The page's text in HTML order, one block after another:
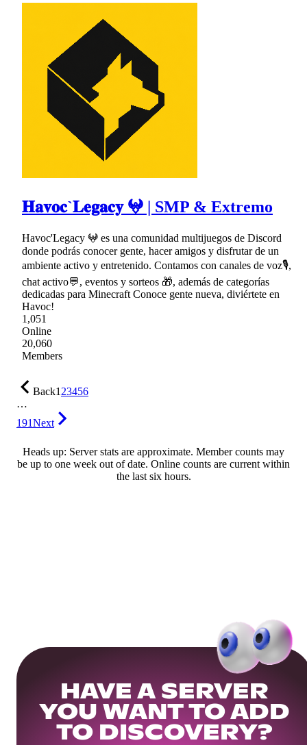
𝐇𝐚𝐯𝐨𝐜`𝐋𝐞𝐠𝐚𝐜𝐲 𖤍 | SMP & Extremo
Havoc'Legacy 𖤍 es una comunidad multijuegos de Discord
donde podrás conocer gente, hacer amigos y disfrutar de un
ambiente activo y entretenido. Contamos con canales de voz🎙,
chat activo💬, eventos y sorteos 🎁, además de categorías
dedicadas para Minecraft Conoce gente nueva, diviértete en
Havoc!
1,051
Online
20,060
Members
Back123456
…
191Next
Heads up: Server stats are approximate. Member counts may
be up to one week out of date. Online counts are current within
the last six hours.
HAVE A SERVER
YOU WANT TO ADD
TO DISCOVERY?